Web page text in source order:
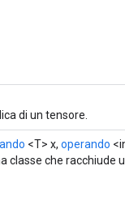
di un tensore.
<T> x, operando
classe che racchiude